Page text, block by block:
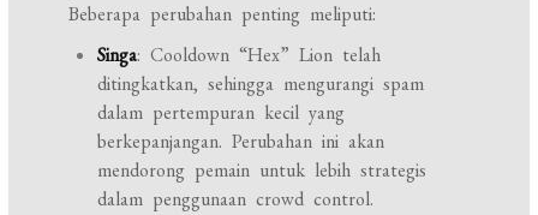
Beberapa perubahan penting meliputi:
Singa: Cooldown “Hex” Lion telah
ditingkatkan, sehingga mengurangi spam
dalam pertempuran kecil yang
berkepanjangan. Perubahan ini akan
mendorong pemain untuk lebih strategis
dalam penggunaan crowd control.